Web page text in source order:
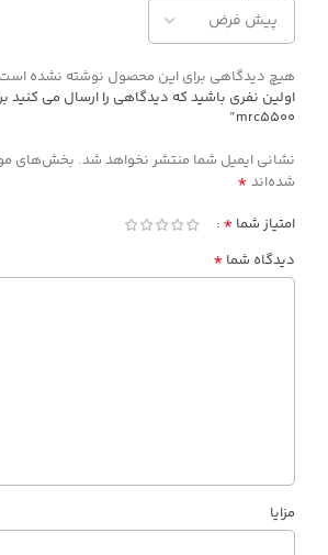
هیچ دیدگاهی برای این محصول نوشته نشده
اولین نفری باشید که دیدگاهی را ارسال می کنید
mrc5500”
نشانی ایمیل شما منتشر نخواهد شد. بخش‌های
شده‌اند *
امتیاز شما *
دیدگاه شما *
مزایا